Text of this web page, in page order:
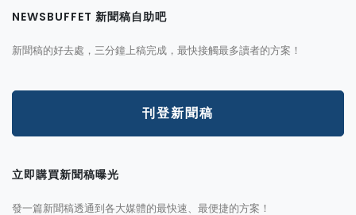
NEWSBUFFET 新聞稿自助吧
新聞稿的好去處，三分鐘上稿完成，最快接觸最多讀者的方案！
刊登新聞稿
立即購買新聞稿曝光
發一篇新聞稿透通到各大媒體的最快速、最便捷的方案！